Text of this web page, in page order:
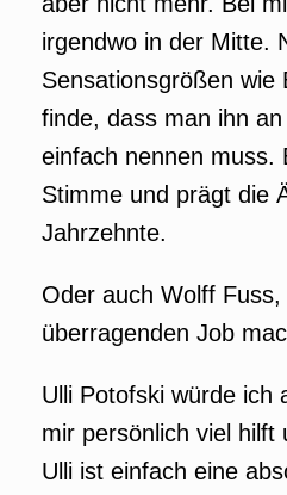
irgendwo in der Mitte.
Sensationsgrößen wie
finde, dass man ihn
einfach nennen muss.
Stimme und prägt die
Jahrzehnte.
Oder auch Wolff
überragenden Job
Ulli Potofski würde ich
mir persönlich viel hilft
Ulli ist einfach eine